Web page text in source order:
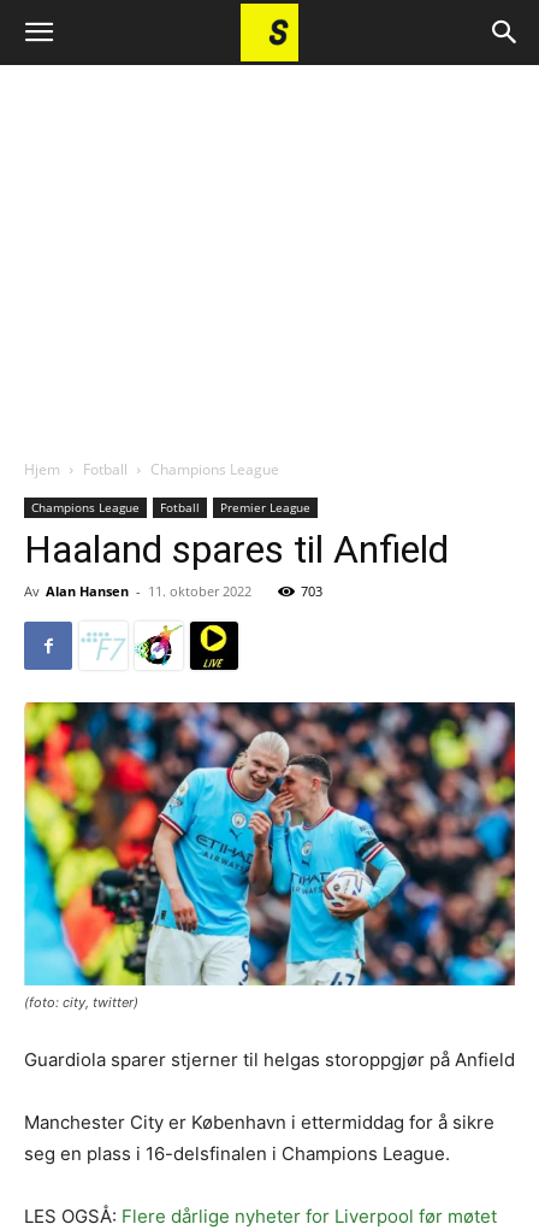
Hjem Fotball Champions League
Champions League Fotball Premier League
Haaland spares til Anfield
Av Alan Hansen - 11. oktober 2022 703
(foto: city, twitter)
Guardiola sparer stjerner til helgas storoppgjør på Anfield
Manchester City er København i ettermiddag for å sikre
seg en plass i 16-delsfinalen i Champions League.
LES OGSÅ: Flere dårlige nyheter for Liverpool før møtet